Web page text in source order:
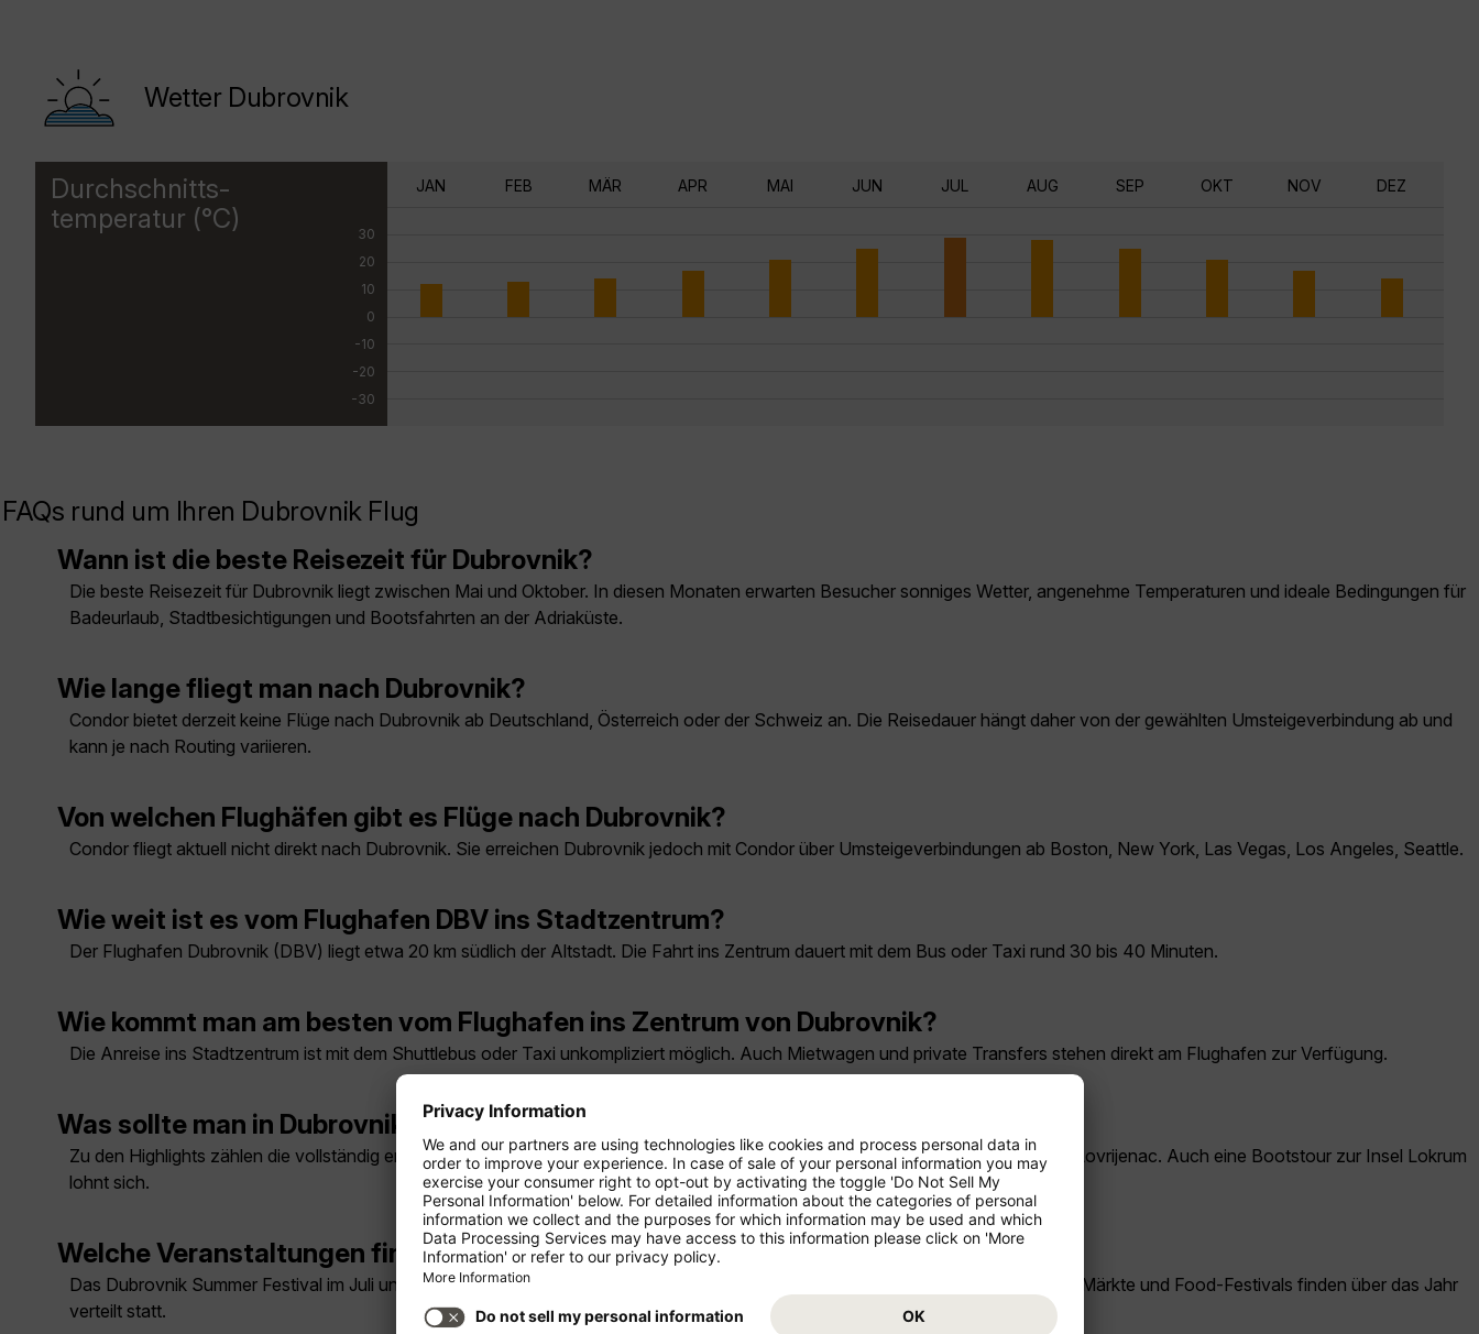
Wetter Dubrovnik
Durchschnitts-
temperatur (°C)
30
20
10
0
-10
-20
-30
JAN FEB MÄR APR MAI JUN JUL AUG SEP OKT NOV DEZ
FAQs rund um Ihren Dubrovnik Flug
Wann ist die beste Reisezeit für Dubrovnik?
Die beste Reisezeit für Dubrovnik liegt zwischen Mai und Oktober. In diesen Monaten erwarten Besucher sonniges Wetter, angenehme Temperaturen und ideale Bedingungen für
Badeurlaub, Stadtbesichtigungen und Bootsfahrten an der Adriaküste.
Wie lange fliegt man nach Dubrovnik?
Condor bietet derzeit keine Flüge nach Dubrovnik ab Deutschland, Österreich oder der Schweiz an. Die Reisedauer hängt daher von der gewählten Umsteigeverbindung ab und
kann je nach Routing variieren.
Von welchen Flughäfen gibt es Flüge nach Dubrovnik?
Condor fliegt aktuell nicht direkt nach Dubrovnik. Sie erreichen Dubrovnik jedoch mit Condor über Umsteigeverbindungen ab Boston, New York, Las Vegas, Los Angeles, Seattle.
Wie weit ist es vom Flughafen DBV ins Stadtzentrum?
Der Flughafen Dubrovnik (DBV) liegt etwa 20 km südlich der Altstadt. Die Fahrt ins Zentrum dauert mit dem Bus oder Taxi rund 30 bis 40 Minuten.
Wie kommt man am besten vom Flughafen ins Zentrum von Dubrovnik?
Die Anreise ins Stadtzentrum ist mit dem Shuttlebus oder Taxi unkompliziert möglich. Auch Mietwagen und private Transfers stehen direkt am Flughafen zur Verfügung.
Was sollte man in Dubrovnik unbedingt gesehen haben?
Zu den Highlights zählen die vollständig erhaltene Stadtmauer, die autofreie Altstadt mit der Flaniermeile Stradun sowie das Fort Lovrijenac. Auch eine Bootstour zur Insel Lokrum
lohnt sich.
Welche Veranstaltungen finden regelmäßig in Dubrovnik statt?
Das Dubrovnik Summer Festival im Juli und August bietet Konzerte, Theater und Tanz unter freiem Himmel. Auch mittelalterliche Märkte und Food-Festivals finden über das Jahr
verteilt statt.